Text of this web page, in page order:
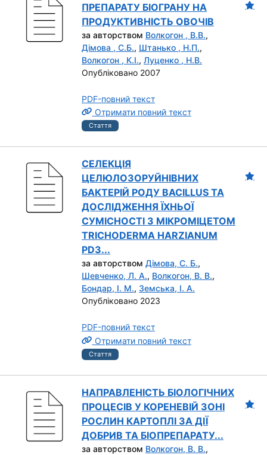
ПРЕПАРАТУ БІОГРАНУ НА
ПРОДУКТИВНІСТЬ ОВОЧІВ
за авторством Волкогон , В.В.,
Дімова , С.Б., Штанько , Н.П.,
Волкогон , К.І., Луценко , Н.В.
Опубліковано 2007
PDF-повний текст
Отримати повний текст
Стаття
СЕЛЕКЦІЯ
ЦЕЛЮЛОЗОРУЙНІВНИХ
БАКТЕРІЙ РОДУ BACILLUS ТА
ДОСЛІДЖЕННЯ ЇХНЬОЇ
СУМІСНОСТІ З МІКРОМІЦЕТОМ
TRICHODERMA HARZIANUM
PD3...
за авторством Дімова, С. Б.,
Шевченко, Л. А., Волкогон, В. В.,
Бондар, І. М., Земська, І. А.
Опубліковано 2023
PDF-повний текст
Отримати повний текст
Стаття
НАПРАВЛЕНІСТЬ БІОЛОГІЧНИХ
ПРОЦЕСІВ У КОРЕНЕВІЙ ЗОНІ
РОСЛИН КАРТОПЛІ ЗА ДІЇ
ДОБРИВ ТА БІОПРЕПАРАТУ...
за авторством Волкогон, В. В.,